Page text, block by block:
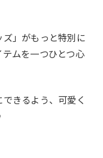
」 がもっと特別に
ムを一つひとつ心
きるよう、 可愛く